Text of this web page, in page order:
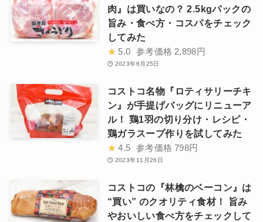
肉』は買いなの？ 2.5kgパックの
旨み・食べ方・コスパをチェック
してみた
★ 5.0 参考価格 2,898円
2023年6月25日
コストコ名物『ロティサリーチキ
ン』が手提げバッグにリニューア
ル！ 鶏1羽の切り分け・レシピ・
鶏ガラスープ作りを試してみた
★ 4.5 参考価格 798円
2023年11月26日
コストコの『林檎のベーコン』は
“買い” のクオリティ食材！ 旨み
やおいしい食べ方をチェックして